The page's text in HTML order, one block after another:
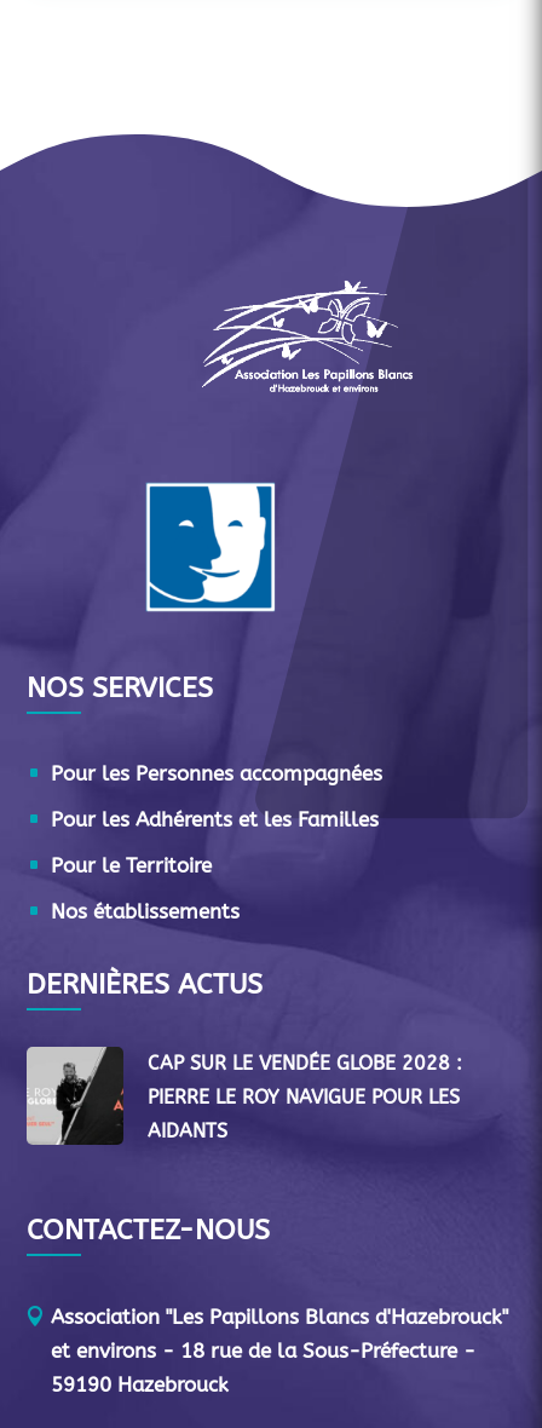
NOS SERVICES
Pour les Personnes accompagnées
Pour les Adhérents et les Familles
Pour le Territoire
Nos établissements
DERNIÈRES ACTUS
CAP SUR LE VENDÉE GLOBE 2028 :
PIERRE LE ROY NAVIGUE POUR LES
AIDANTS
CONTACTEZ-NOUS
Association "Les Papillons Blancs d'Hazebrouck"
et environs - 18 rue de la Sous-Préfecture -
59190 Hazebrouck